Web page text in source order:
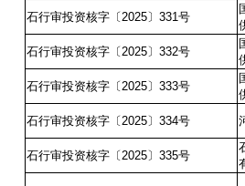
石行审投资核字〔2025〕331号
石行审投资核字〔2025〕332号
石行审投资核字〔2025〕333号
石行审投资核字〔2025〕334号
石行审投资核字〔2025〕335号